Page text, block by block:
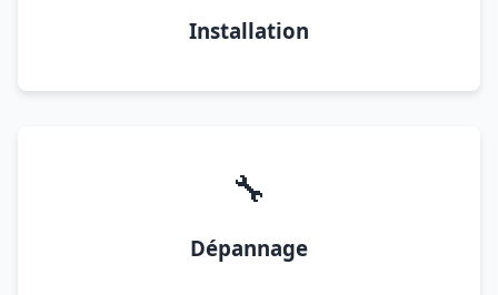
Installation
🔧
Dépannage